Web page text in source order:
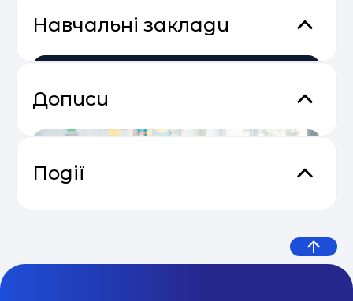
Навчальні заклади
Дописи
Події